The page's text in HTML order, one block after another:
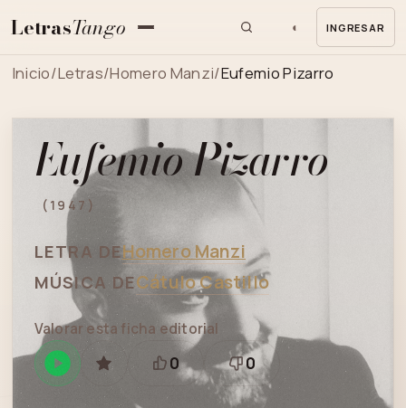
LetrasTango ◐ INGRESAR
Inicio/Letras/Homero Manzi/Eufemio Pizarro
Eufemio Pizarro
(1947)
LETRA DEHomero Manzi
MÚSICA DECátulo Castillo
ReproducirGUARDAR
Valorar esta ficha editorial
Está
bien
0
Necesita
revisión
0